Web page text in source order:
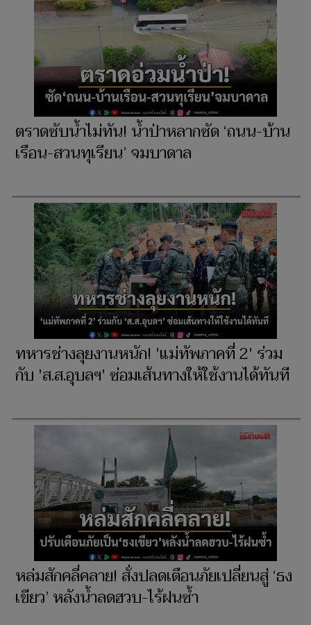
ตราดซับน้ำไม่ทัน! น้ำป่าหลากซัด ‘ถนน-บ้าน
เรือน-สวนทุเรียน’ จมบาดาล
ทหารช่างลุยงานหนัก! 'แม่ทัพภาคที่ 2' ร่วม
กับ 'ส.ส.อุบลฯ' ซ่อมเส้นทางให้ใช้งานได้ทันที
หล่มสักคลี่คลาย! สั่งปลดเตือนภัยเปลี่ยนสู่ ‘ธง
เขียว’ หลังน้ำลดฮวบ-ไร้ฝนซ้ำ